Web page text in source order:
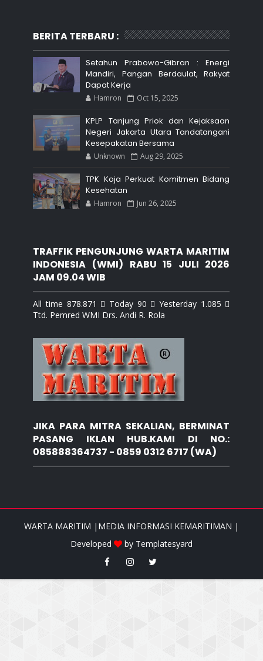
BERITA TERBARU :
Setahun Prabowo-Gibran : Energi
Mandiri, Pangan Berdaulat, Rakyat
Dapat Kerja
Hamron Oct 15, 2025
KPLP Tanjung Priok dan Kejaksaan
Negeri Jakarta Utara Tandatangani
Kesepakatan Bersama
Unknown Aug 29, 2025
TPK Koja Perkuat Komitmen Bidang
Kesehatan
Hamron Jun 26, 2025
TRAFFIK PENGUNJUNG WARTA MARITIM
INDONESIA (WMI) RABU 15 JULI 2026
JAM 09.04 WIB
All time 878.871  Today 90  Yesterday 1.085 
Ttd. Pemred WMI Drs. Andi R. Rola
JIKA PARA MITRA SEKALIAN, BERMINAT
PASANG IKLAN HUB.KAMI DI NO.:
085888364737 - 0859 0312 6717 (WA)
WARTA MARITIM |MEDIA INFORMASI KEMARITIMAN |
Developed
by Templatesyard